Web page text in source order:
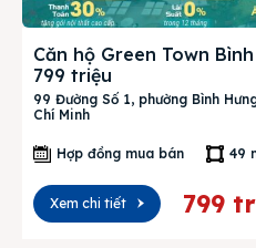
Căn hộ Green Town
799 triệu
99 Đường Số 1, phường Bình
Chí Minh
Hợp đồng mua bán 49
Xem chi tiết 799